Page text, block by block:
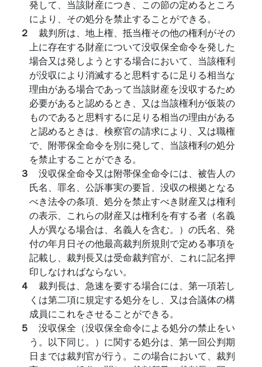
発して、当該財産につき、この節の定めるところ
により、その処分を禁止することができる。
２ 裁判所は、地上権、抵当権その他の権利がその
上に存在する財産について没収保全命令を発した
場合又は発しようとする場合において、当該権利
が没収により消滅すると思料するに足りる相当な
理由がある場合であって当該財産を没収するため
必要があると認めるとき、又は当該権利が仮装の
ものであると思料するに足りる相当の理由がある
と認めるときは、検察官の請求により、又は職権
で、附帯保全命令を別に発して、当該権利の処分
を禁止することができる。
３ 没収保全命令又は附帯保全命令には、被告人の
氏名、罪名、公訴事実の要旨、没収の根拠となる
べき法令の条項、処分を禁止すべき財産又は権利
の表示、これらの財産又は権利を有する者（名義
人が異なる場合は、名義人を含む。）の氏名、発
付の年月日その他最高裁判所規則で定める事項を
記載し、裁判長又は受命裁判官が、これに記名押
印しなければならない。
４ 裁判長は、急速を要する場合には、第一項若し
くは第二項に規定する処分をし、又は合議体の構
成員にこれをさせることができる。
５ 没収保全（没収保全命令による処分の禁止をい
う。以下同じ。）に関する処分は、第一回公判期
日までは裁判官が行う。この場合において、裁判